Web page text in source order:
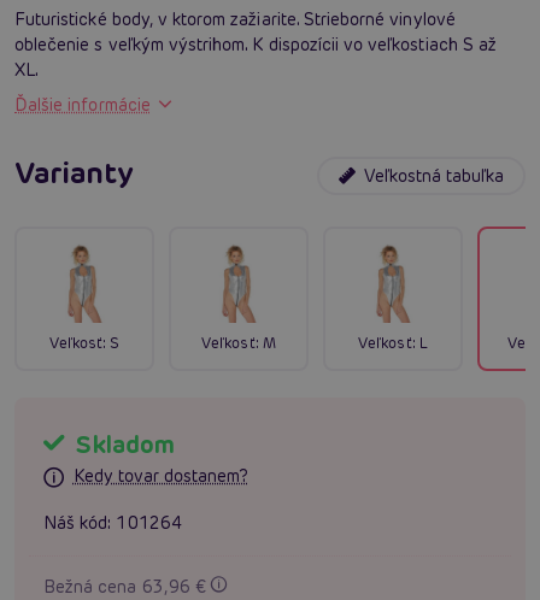
Futuristické body, v ktorom zažiarite. Strieborné vinylové
oblečenie s veľkým výstrihom. K dispozícii vo veľkostiach S až
XL.
Ďalšie informácie
Varianty Veľkostná tabuľka
Veľkosť: S Veľkosť: M Veľkosť: L
Skladom
Kedy tovar dostanem?
Náš kód: 101264
Bežná cena 63,96 €